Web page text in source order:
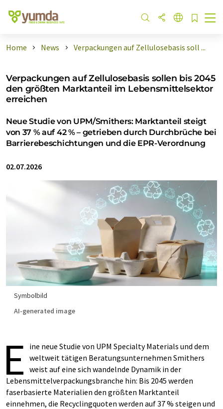
Home News Verpackungen auf Zellulosebasis soll ...
Verpackungen auf Zellulosebasis sollen bis 2045
den größten Marktanteil im Lebensmittelsektor
erreichen
Neue Studie von UPM/Smithers: Marktanteil steigt
von 37 % auf 42 % – getrieben durch Durchbrüche bei
Barrierebeschichtungen und die EPR-Verordnung
02.07.2026
Symbolbild
AI-generated image
E
ine neue Studie von UPM Specialty Materials und dem
weltweit tätigen Beratungsunternehmen Smithers
weist auf eine sich wandelnde Dynamik in der
Lebensmittelverpackungsbranche hin: Bis 2045 werden
faserbasierte Materialien den größten Marktanteil
einnehmen, die Recyclingquoten werden auf 37 % steigen und